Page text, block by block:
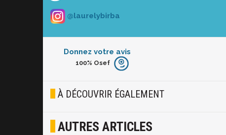
@laurelybirba
Donnez votre avis
Furieux
Joyeux
100% Osef
À DÉCOUVRIR ÉGALEMENT
AUTRES ARTICLES